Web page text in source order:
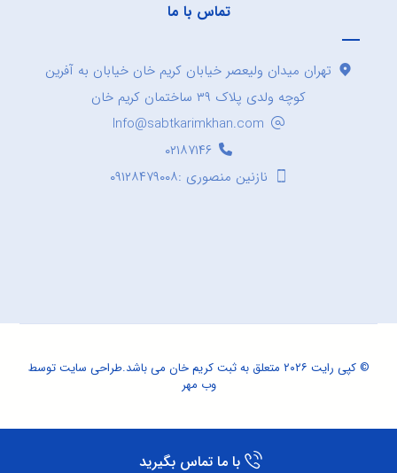
تماس با ما
تهران میدان ولیعصر خیابان کریم خان خیابان به آفرین
کوچه ولدی پلاک ۳۹ ساختمان کریم خان
Info@sabtkarimkhan.com
۰۲۱۸۷۱۴۶
نازنین منصوری :۰۹۱۲۸۴۷۹۰۰۸
© کپی رایت ۲۰۲۶ متعلق به ثبت کریم خان می باشد. طراحی سایتتوسط
وب مهر
با ما تماس بگیرید